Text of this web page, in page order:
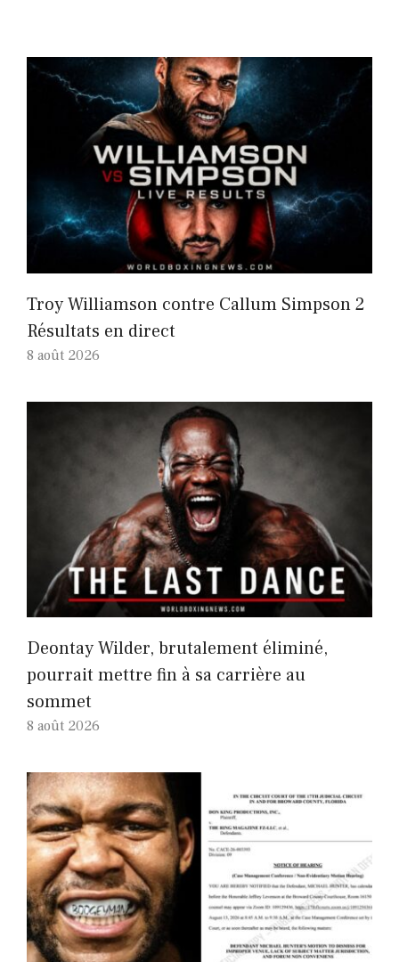
Troy Williamson contre Callum Simpson 2
Résultats en direct
8 août 2026
Deontay Wilder, brutalement éliminé,
pourrait mettre fin à sa carrière au
sommet
8 août 2026